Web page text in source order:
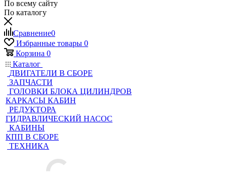
По всему сайту
По каталогу
Сравнение0
Избранные товары 0
Корзина 0
Каталог
ДВИГАТЕЛИ В СБОРЕ
ЗАПЧАСТИ
ГОЛОВКИ БЛОКА ЦИЛИНДРОВ
КАРКАСЫ КАБИН
РЕДУКТОРА
ГИДРАВЛИЧЕСКИЙ НАСОС
КАБИНЫ
КПП В СБОРЕ
ТЕХНИКА